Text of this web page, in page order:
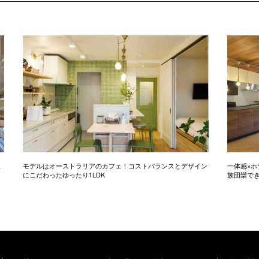
モデルはオーストラリアのカフェ！コストバランスとデザイン
にこだわったゆったり1LDK
一体感×
族団欒で